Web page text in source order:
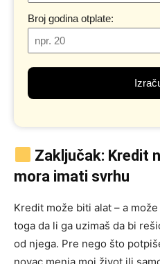
Broj godina otplate:
Zaključak: Kredit
mora imati svrhu
Kredit može biti alat – a
toga da li ga uzimaš da bi
od njega. Pre nego što
novac menja moj život ili